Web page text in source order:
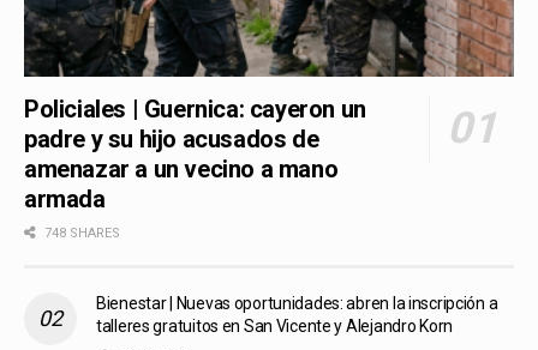
Policiales | Guernica: cayeron un
padre y su hijo acusados de
amenazar a un vecino a mano
armada
748 SHARES
Bienestar | Nuevas oportunidades: abren la inscripción a
talleres gratuitos en San Vicente y Alejandro Korn